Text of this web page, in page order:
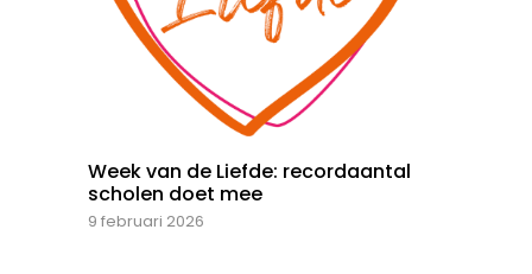
Week van de Liefde: recordaantal
scholen doet mee
9 februari 2026